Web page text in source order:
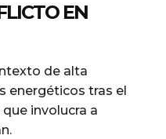
EN
de alta
energéticos tras el
involucra a